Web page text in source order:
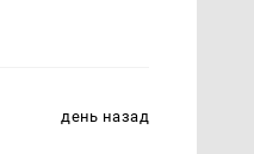
день назад